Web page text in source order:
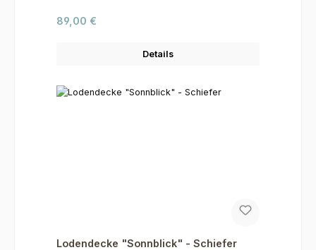
Regulärer Preis:
89,00 €
Details
Lodendecke "Sonnblick" - Schiefer